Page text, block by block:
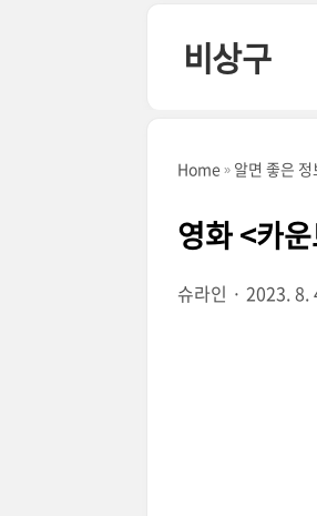
비상구
Home 알면 좋은 정
영화 <카
슈라인 2023. 8.